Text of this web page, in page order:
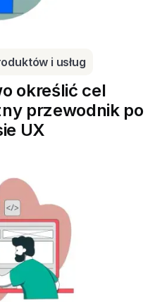
i usług
określić cel
przewodnik po
UX